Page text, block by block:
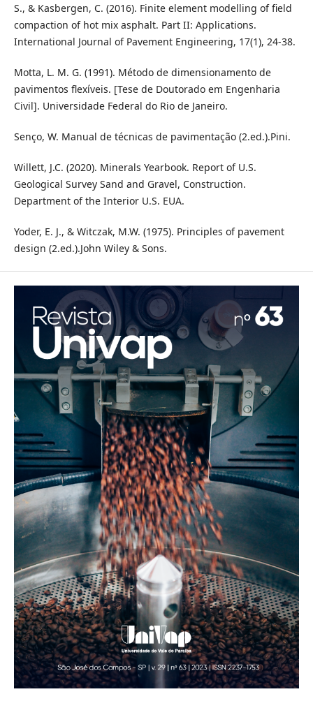
S., & Kasbergen, C. (2016). Finite element modelling of field
compaction of hot mix asphalt. Part II: Applications.
International Journal of Pavement Engineering, 17(1), 24-38.
Motta, L. M. G. (1991). Método de dimensionamento de
pavimentos flexíveis. [Tese de Doutorado em Engenharia
Civil]. Universidade Federal do Rio de Janeiro.
Senço, W. Manual de técnicas de pavimentação (2.ed.).Pini.
Willett, J.C. (2020). Minerals Yearbook. Report of U.S.
Geological Survey Sand and Gravel, Construction.
Department of the Interior U.S. EUA.
Yoder, E. J., & Witczak, M.W. (1975). Principles of pavement
design (2.ed.).John Wiley & Sons.